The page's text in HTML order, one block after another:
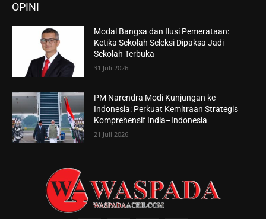
OPINI
Modal Bangsa dan Ilusi Pemerataan:
Ketika Sekolah Seleksi Dipaksa Jadi
Sekolah Terbuka
31 Juli 2026
PM Narendra Modi Kunjungan ke
Indonesia: Perkuat Kemitraan Strategis
Komprehensif India–Indonesia
21 Juli 2026